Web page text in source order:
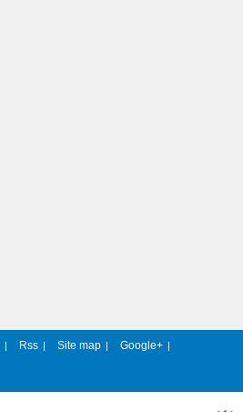
| Rss | Site map | Google+ |